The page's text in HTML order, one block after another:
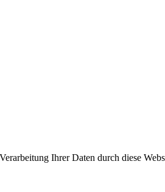
Ihrer Daten durch diese